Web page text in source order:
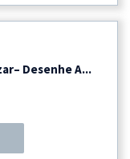
Desenhe A...